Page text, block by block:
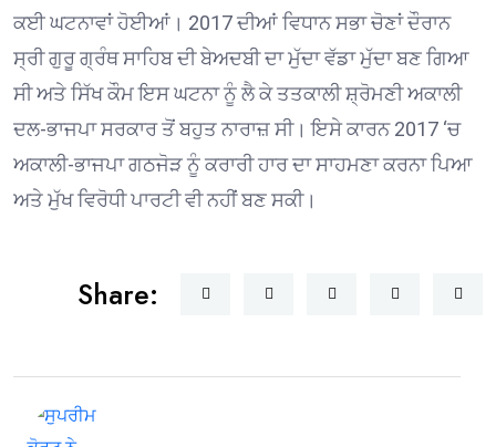
ਕਈ ਘਟਨਾਵਾਂ ਹੋਈਆਂ। 2017 ਦੀਆਂ ਵਿਧਾਨ ਸਭਾ ਚੋਣਾਂ ਦੌਰਾਨ
ਸ੍ਰੀ ਗੁਰੂ ਗ੍ਰੰਥ ਸਾਹਿਬ ਦੀ ਬੇਅਦਬੀ ਦਾ ਮੁੱਦਾ ਵੱਡਾ ਮੁੱਦਾ ਬਣ ਗਿਆ
ਸੀ ਅਤੇ ਸਿੱਖ ਕੌਮ ਇਸ ਘਟਨਾ ਨੂੰ ਲੈ ਕੇ ਤਤਕਾਲੀ ਸ਼੍ਰੋਮਣੀ ਅਕਾਲੀ
ਦਲ-ਭਾਜਪਾ ਸਰਕਾਰ ਤੋਂ ਬਹੁਤ ਨਾਰਾਜ਼ ਸੀ। ਇਸੇ ਕਾਰਨ 2017 ‘ਚ
ਅਕਾਲੀ-ਭਾਜਪਾ ਗਠਜੋੜ ਨੂੰ ਕਰਾਰੀ ਹਾਰ ਦਾ ਸਾਹਮਣਾ ਕਰਨਾ ਪਿਆ
ਅਤੇ ਮੁੱਖ ਵਿਰੋਧੀ ਪਾਰਟੀ ਵੀ ਨਹੀਂ ਬਣ ਸਕੀ।
Share: